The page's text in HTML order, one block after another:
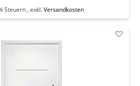
Steuern , exkl.Versandkosten